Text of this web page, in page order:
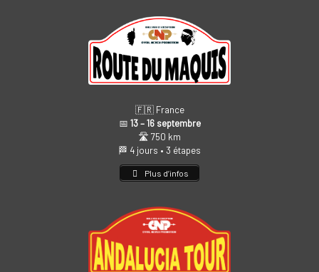
🇫🇷 France
📅 13 – 16 septembre
🛣️ 750 km
🏁 4 jours • 3 étapes
Plus d’infos